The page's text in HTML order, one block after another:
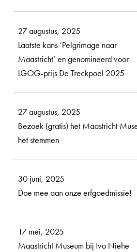
27 augustus, 2025
Laatste kans ‘Pelgrimage naar
Maastricht’ en genomineerd voor
LGOG-prijs De Treckpoel 2025
27 augustus, 2025
Bezoek (gratis) het Maastricht
het stemmen
30 juni, 2025
Doe mee aan onze erfgoedmissie!
17 mei, 2025
Maastricht Museum bij Ivo Niehe